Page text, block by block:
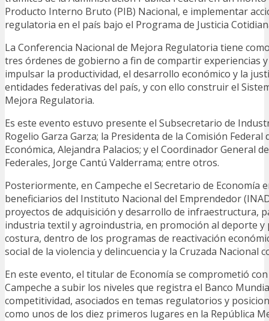
Producto Interno Bruto (PIB) Nacional, e implementar
regulatoria en el país bajo el Programa de Justicia
La Conferencia Nacional de Mejora Regulatoria tiene
tres órdenes de gobierno a fin de compartir experiencias
impulsar la productividad, el desarrollo económico y la
entidades federativas del país, y con ello construir el
Mejora Regulatoria.
Es este evento estuvo presente el Subsecretario de
Rogelio Garza Garza; la Presidenta de la Comisión Federal
Económica, Alejandra Palacios; y el Coordinador General
Federales, Jorge Cantú Valderrama; entre otros.
Posteriormente, en Campeche el Secretario de Economía
beneficiarios del Instituto Nacional del Emprendedor
proyectos de adquisición y desarrollo de infraestructura,
industria textil y agroindustria, en promoción al deporte y
costura, dentro de los programas de reactivación
social de la violencia y delincuencia y la Cruzada Nacional
En este evento, el titular de Economía se comprometió
Campeche a subir los niveles que registra el Banco
competitividad, asociados en temas regulatorios y
como unos de los diez primeros lugares en la República